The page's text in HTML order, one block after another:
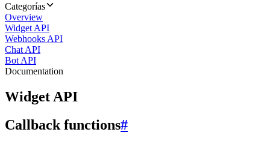
Categorías
Overview
Widget API
Webhooks API
Chat API
Bot API
Documentation
Widget API
Callback functions#